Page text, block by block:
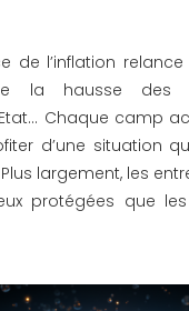
de l’inflation
la hausse des
Chaque camp
d’une situation
largement, les
protégées que